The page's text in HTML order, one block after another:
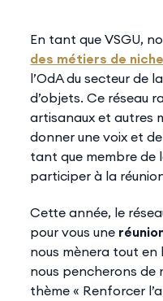
En tant que VSGU,
des métiers de niche
l’OdA du secteur de
d’objets. Ce réseau
artisanaux et autres
donner une voix et
tant que membre de
participer à la
Cette année, le
pour vous une
nous mènera tout en
nous pencherons de
thème « Renforcer